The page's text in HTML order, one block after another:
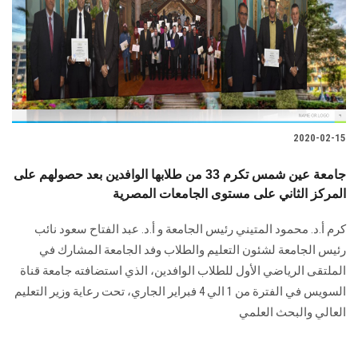
2020-02-15
جامعة عين شمس تكرم 33 من طلابها الوافدين بعد حصولهم على
المركز الثاني على مستوى الجامعات المصرية
كرم أ.د. محمود المتيني رئيس الجامعة و أ.د. عبد الفتاح سعود نائب
رئيس الجامعة لشئون التعليم والطلاب وفد الجامعة المشارك في
الملتقى الرياضي الأول للطلاب الوافدين، الذي استضافته جامعة قناة
السويس في الفترة من 1 الي 4 فبراير الجاري، تحت رعاية وزير التعليم
العالي والبحث العلمي